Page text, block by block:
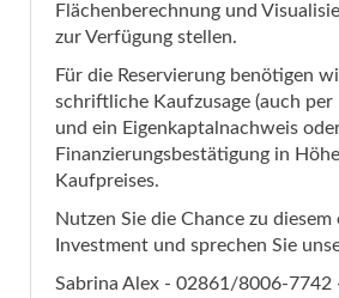
Flächenberechnung und
zur Verfügung stellen.
Für die Reservierung benötigen
schriftliche Kaufzusage (auch
und ein Eigenkaptalnachweis
Finanzierungsbestätigung in
Kaufpreises.
Nutzen Sie die Chance zu diesem
Investment und sprechen Sie
Sabrina Alex - 02861/8006-7742